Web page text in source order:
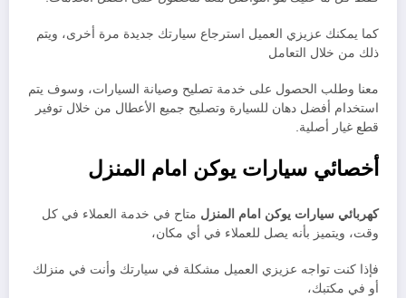
كما يمكنك عزيزي العميل استرجاع سيارتك جديدة مرة أخرى، ويتم
ذلك من خلال التعامل
معنا وطلب الحصول على خدمة تصليح وصيانة السيارات، وسوف يتم
استخدام أفضل دهان للسيارة وتصليح جميع الأعطال من خلال توفير
قطع غيار أصلية.
أخصائي سيارات يوكن امام المنزل
كهربائي سيارات يوكن امام المنزل متاح في خدمة العملاء في كل
وقت، ويتميز بأنه يصل للعملاء في أي مكان،
فإذا كنت تواجه عزيزي العميل مشكلة في سيارتك وأنت في منزلك
أو في مكتبك،